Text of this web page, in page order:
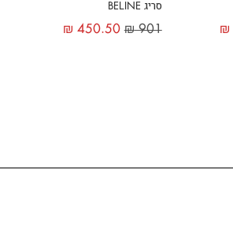
₪
סריג BELINE
₪901
₪ 450.50